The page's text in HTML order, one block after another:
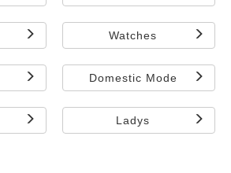
Watches
Domestic Mode
Ladys